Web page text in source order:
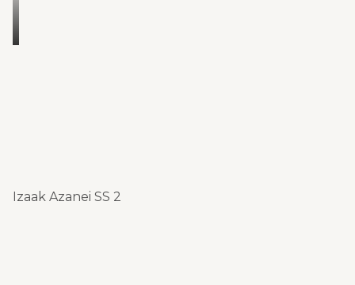
Izaak Azanei SS 2